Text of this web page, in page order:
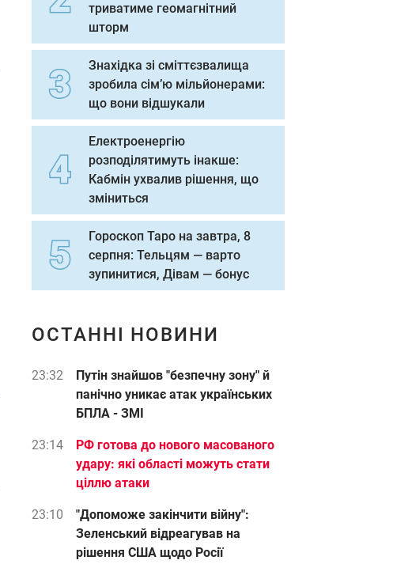
триватиме геомагнітний
шторм
Знахідка зі сміттєзвалища
зробила сім’ю мільйонерами:
що вони відшукали
Електроенергію
розподілятимуть інакше:
Кабмін ухвалив рішення, що
зміниться
Гороскоп Таро на завтра, 8
серпня: Тельцям — варто
зупинитися, Дівам — бонус
ОСТАННІ НОВИНИ
23:32
Путін знайшов "безпечну зону" й
панічно уникає атак українських
БПЛА - ЗМІ
23:14
РФ готова до нового масованого
удару: які області можуть стати
ціллю атаки
23:10
"Допоможе закінчити війну":
Зеленський відреагував на
рішення США щодо Росії